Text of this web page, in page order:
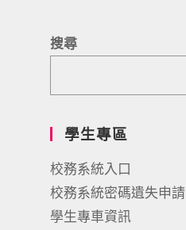
搜尋
學生專區
校務系統入口
校務系統密碼遺失申請
學生專車資訊